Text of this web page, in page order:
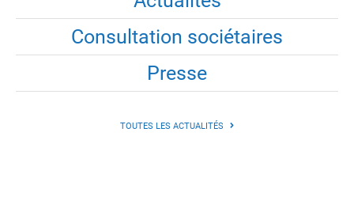
Consultation sociétaires
Presse
TOUTES LES ACTUALITÉS